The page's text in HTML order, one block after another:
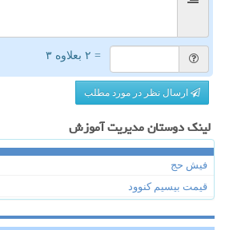
= ۲ بعلاوه ۳
ارسال نظر در مورد مطلب
لینک دوستان مدیریت آموزش
فیش حج
قیمت بیسیم کنوود